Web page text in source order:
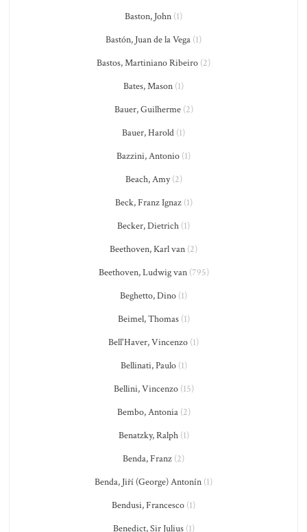
Baston, John (1)
Bastón, Juan de la Vega (1)
Bastos, Martiniano Ribeiro (2)
Bates, Mason (1)
Bauer, Guilherme(2)
Bauer, Harold (1)
Bazzini, Antonio (1)
Beach, Amy(2)
Beck, Franz Ignaz(1)
Becker, Dietrich (1)
Beethoven, Karl van (2)
Beethoven, Ludwig van(795)
Beghetto, Dino (1)
Beimel, Thomas(1)
Bell'Haver, Vincenzo (1)
Bellinati, Paulo(1)
Bellini, Vincenzo(15)
Bembo, Antonia(2)
Benatzky, Ralph(1)
Benda, Franz (2)
Benda, Jiří (George) Antonín (1)
Bendusi, Francesco (1)
Benedict, Sir Julius(1)